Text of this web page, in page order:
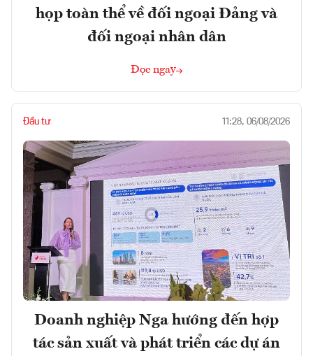
họp toàn thể về đối ngoại Đảng và
đối ngoại nhân dân
Đọc ngay
Đầu tư 11:28, 06/08/2026
Doanh nghiệp Nga hướng đến hợp
tác sản xuất và phát triển các dự án